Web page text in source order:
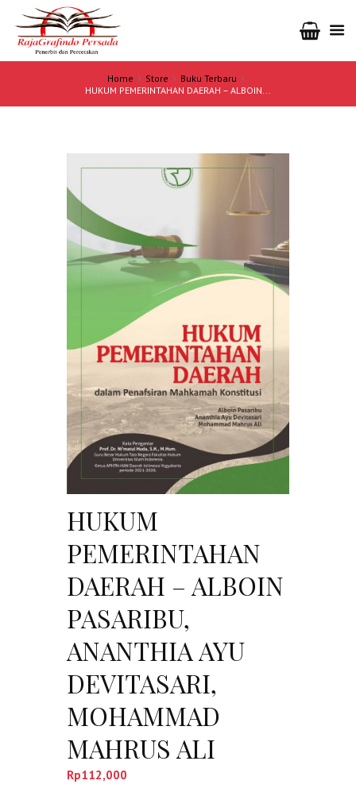
Home Store
Buku Terbaru
HUKUM PEMERINTAHAN DAERAH – ALBOIN...
HUKUM
PEMERINTAHAN
DAERAH – ALBOIN
PASARIBU,
ANANTHIA AYU
DEVITASARI,
MOHAMMAD
MAHRUS ALI
Rp112,000